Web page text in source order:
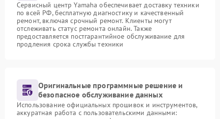
Сервисный центр Yamaha обеспечивает доставку техники
по всей РФ, бесплатную диагностику и качественный
ремонт, включая срочный ремонт. Клиенты могут
отслеживать статус ремонта онлайн. Также
предоставляется постгарантийное обслуживание для
продления срока службы техники
Оригинальные программные решение и
безопасное обслуживание данных
Использование официальных прошивок и инструментов,
аккуратная работа с пользовательскими данными: